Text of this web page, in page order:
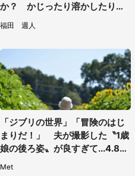
か？ かじったり溶かしたりし
て食べてみた
福田 週人
「ジブリの世界」「冒険のはじ
まりだ！」 夫が撮影した〝1歳
娘の後ろ姿〟が良すぎて...4.8万
人感激
Met